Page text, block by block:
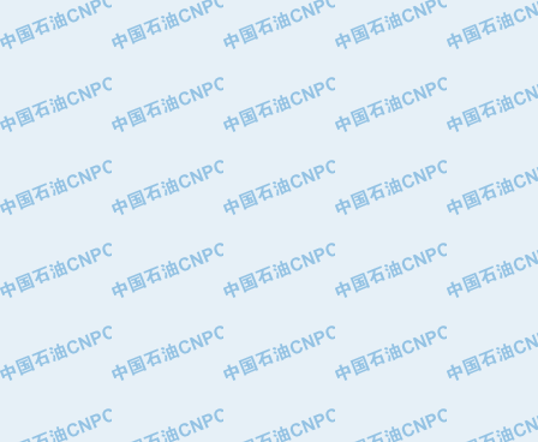
·沈阳全密封变压器股份有限公司
·河北华北石油天成实业集团有限公司
·特变电工股份有限公司
·中国石化镇海炼油化工股份有限公司
·重庆川东阀门制造有限公司
·三明高中压阀门有限公司
·宁波永泰塑料机械有限公司宁波高压
·上海人民企业集团有限公司
·西安巨力石油技术有限责任公司
·青岛汉缆股份有限公司
·厦门市榕兴新世纪石油设备制造有限
·大港油田集团中成机械制造有限公司